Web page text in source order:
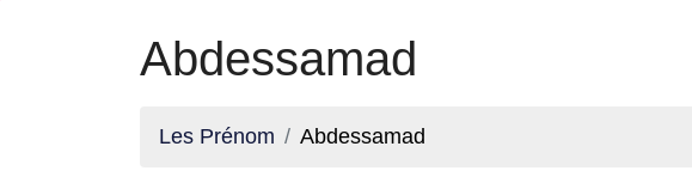
Abdessamad
Les Prénom Abdessamad